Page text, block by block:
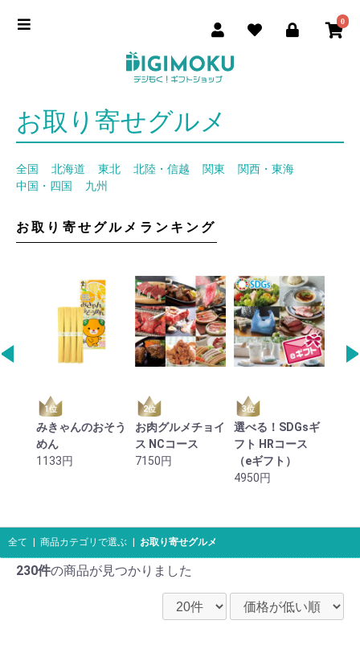
0
お取り寄せグルメ
全国 北海道 東北 北陸・信越 関東
関西・東海
中国・四国
九州
お取り寄せグルメランキング
1位
みきゃんのおそう
めん
1133円
2位
お肉グルメチョイ
ス NCコース
7150円
3位
選べる！SDGsギ
フト HRコース
（eギフト）
4950円
全て 商品カテゴリで選ぶ お取り寄せグルメ
230件の商品が見つかりました